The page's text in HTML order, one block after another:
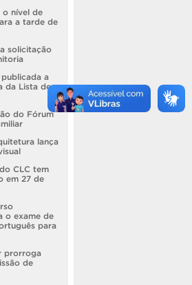
o nível de
a tarde de
solicitação
publicada a
da Lista de
do Fórum
lança
CLC tem
em 27 de
o exame de
para
prorroga
de